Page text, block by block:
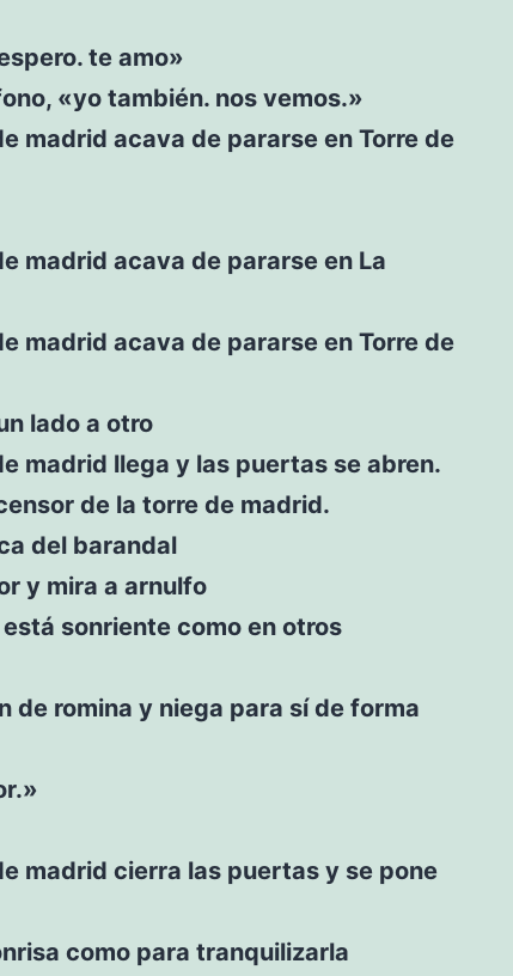
te amo»
«yo también. nos vemos.»
madrid acava de pararse en Torre de
madrid acava de pararse en La
madrid acava de pararse en Torre de
lado a otro
madrid llega y las puertas se abren.
de la torre de madrid.
del barandal
y mira a arnulfo
sonriente como en otros
de romina y niega para sí de forma
madrid cierra las puertas y se pone
como para tranquilizarla